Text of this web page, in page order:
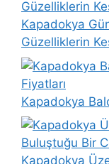
Kapadokya
Güzelliklerin
Kapadokya
Kapadokya